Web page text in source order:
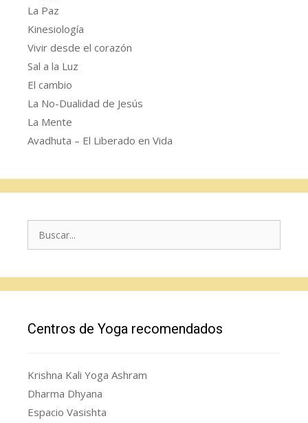
La Paz
Kinesiología
Vivir desde el corazón
Sal a la Luz
El cambio
La No-Dualidad de Jesús
La Mente
Avadhuta – El Liberado en Vida
Centros de Yoga recomendados
Krishna Kali Yoga Ashram
Dharma Dhyana
Espacio Vasishta